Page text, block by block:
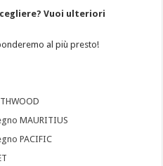
Vuoi ulteriori
al più presto!
MAURITIUS
PACIFIC